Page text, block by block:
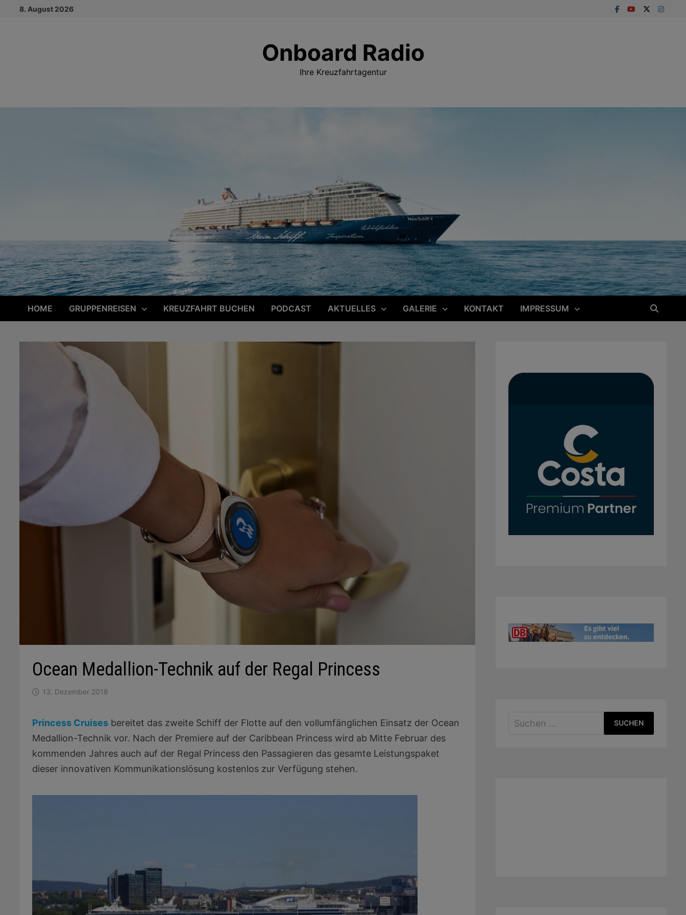
8. August 2026
Onboard Radio
Ihre Kreuzfahrtagentur
HOME GRUPPENREISEN KREUZFAHRT BUCHEN PODCAST AKTUELLES GALERIE KONTAKT IMPRESSUM
Ocean Medallion-Technik auf der Regal Princess
13. Dezember 2018
Princess Cruises bereitet das zweite Schiff der Flotte auf den vollumfänglichen Einsatz der Ocean
Medallion-Technik vor. Nach der Premiere auf der Caribbean Princess wird ab Mitte Februar des
kommenden Jahres auch auf der Regal Princess den Passagieren das gesamte Leistungspaket
dieser innovativen Kommunikationslösung kostenlos zur Verfügung stehen.
Suchen